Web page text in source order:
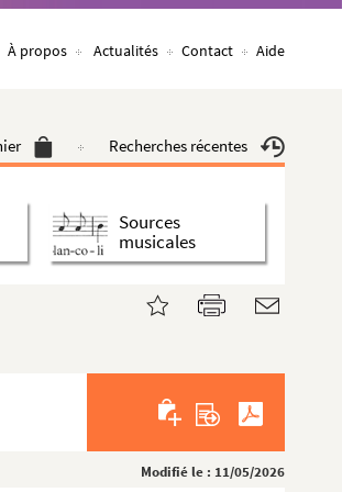
À propos Actualités Contact Aide
Recherches récentes
Sources
musicales
Modifié le : 11/05/2026